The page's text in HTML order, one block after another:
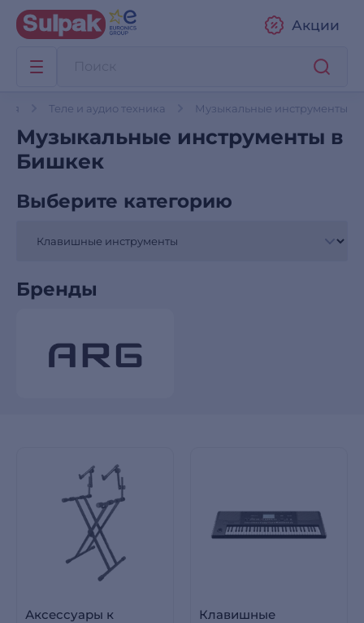
Акции
Теле и аудио техника Музыкальные инструменты
Музыкальные инструменты в
Бишкек
Выберите категорию
Бренды
Аксессуары к
Клавишные